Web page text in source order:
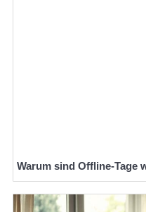
Warum sind Offline-Tage